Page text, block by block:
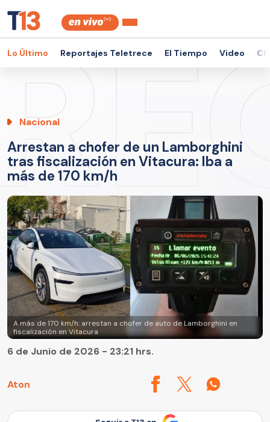
Lo Último Reportajes Teletrece El Tiempo Video
Nacional
Arrestan a chofer de un Lamborghini
tras fiscalización en Vitacura: Iba a
más de 170 km/h
A más de 170 km/h: arrestan a chofer de auto de Lamborghini en
fiscalización en Vitacura
Aton
6 de Junio de 2026 - 23:21 hrs.